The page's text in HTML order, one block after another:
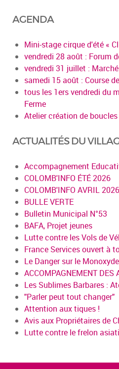
AGENDA
Mini-stage cirque d'été «
vendredi 28 août : Forum
vendredi 31 juillet :
samedi 15 août : Course
tous les 1ers vendredi du
Ferme
Atelier création de boucles
ACTUALITÉS DU
Accompagnement
COLOMB'INFO ÉTÉ 2026
COLOMB'INFO AVRIL 2026
BULLE VERTE
Bulletin Municipal N°53
BAFA, Projet jeunes
Lutte contre les Vols de
France Services ouvert à
Le Danger sur le
ACCOMPAGNEMENT DES
Les Sublimes Barbares :
"Parler peut tout changer"
Attention aux tiques !
Avis aux Propriétaires de
Lutte contre le frelon